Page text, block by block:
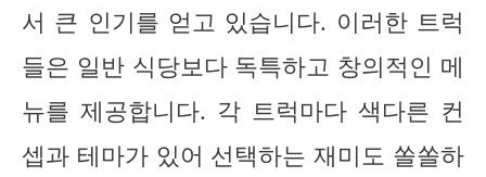
서 큰 인기를 얻고 있습니다. 이러한 트럭
들은 일반 식당보다 독특하고 창의적인 메
뉴를 제공합니다. 각 트럭마다 색다른 컨
셉과 테마가 있어 선택하는 재미도 쏠쏠하